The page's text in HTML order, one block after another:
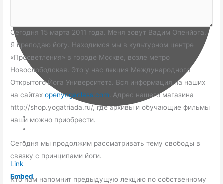
Link
Embed
Сегодня 15 марта 2011 года. Меня зовут Вадим Опенйога.
Я преподаю йогу. Находимся мы в культурном центре
«Просветления» в городе Москве, возле метро
Новослободская. Это у нас лекция Международного
Открытого Йога Университета. Вся информация на наших
на сайтах openyogaclass.com. Адрес нашего магазина
http://shop.yogatriada.ru/, где архивы и обучающие фильмы
наши можно приобрести.
Сегодня мы продолжим рассматривать тему свободы в
связку с принципами йоги.
Кто нам напомнит предыдущую лекцию по собственному